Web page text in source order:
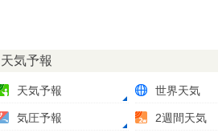
天気予報
天気予報 世界天気
気圧予報 2週間天気